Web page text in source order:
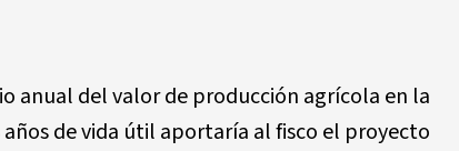
anual del valor de producción agrícola en la
años de vida útil aportaría al fisco el proyecto